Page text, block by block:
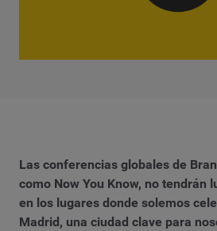
Las conferencias globales de
como Now You Know, no tendrán
en los lugares donde solemos
Madrid, una ciudad clave para